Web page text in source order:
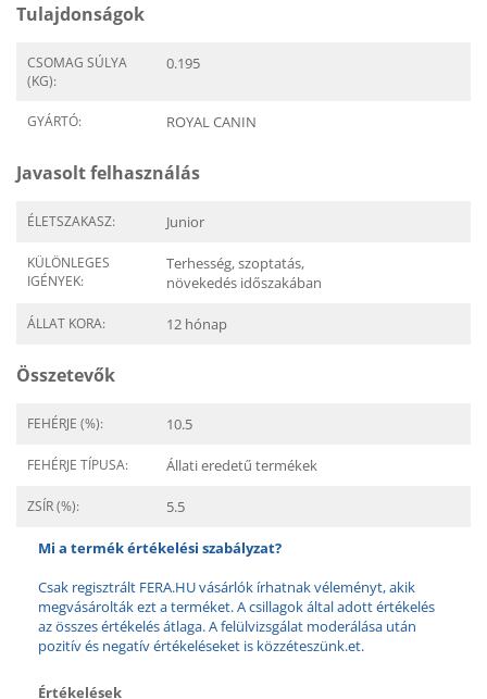
Tulajdonságok
CSOMAG SÚLYA
(KG):
0.195
GYÁRTÓ: ROYAL CANIN
Javasolt felhasználás
ÉLETSZAKASZ: Junior
KÜLÖNLEGES
IGÉNYEK:
Terhesség, szoptatás,
növekedés időszakában
ÁLLAT KORA: 12 hónap
Összetevők
FEHÉRJE (%): 10.5
FEHÉRJE TÍPUSA: Állati eredetű termékek
ZSÍR (%): 5.5
Mi a termék értékelési szabályzat?
Csak regisztrált FERA.HU vásárlók írhatnak véleményt, akik
megvásárolták ezt a terméket. A csillagok által adott értékelés
az összes értékelés átlaga. A felülvizsgálat moderálása után
pozitív és negatív értékeléseket is közzéteszünk.et.
Értékelések